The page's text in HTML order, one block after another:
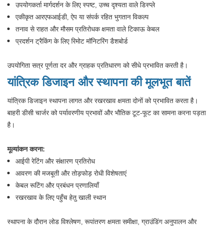
उपयोगकर्ता मार्गदर्शन के लिए स्पष्ट, उच्च दृश्यता वाले डिस्प्ले
एकीकृत आरएफआईडी, ऐप या संपर्क रहित भुगतान विकल्प
तनाव से राहत और मौसम प्रतिरोधक क्षमता वाले टिकाऊ केबल
प्रदर्शन ट्रैकिंग के लिए रिमोट मॉनिटरिंग डैशबोर्ड
उपयोगिता सत्र पूर्णता दर और ग्राहक प्रतिधारण को सीधे प्रभावित करती है।
यांत्रिक डिजाइन और स्थापना की मूलभूत बातें
यांत्रिक डिजाइन स्थापना लागत और रखरखाव क्षमता दोनों को प्रभावित करता है।
बाहरी डीसी चार्जर को पर्यावरणीय प्रभावों और भौतिक टूट-फूट का सामना करना पड़ता
है।
मूल्यांकन करना:
आईपी ​​रेटिंग और संक्षारण प्रतिरोध
आवरण की मजबूती और तोड़फोड़ रोधी विशेषताएं
केबल रूटिंग और प्रबंधन प्रणालियाँ
रखरखाव के लिए पहुँच हेतु खाली स्थान
स्थापना के दौरान लोड विश्लेषण, रूपांतरण क्षमता समीक्षा, ग्राउंडिंग अनुपालन और